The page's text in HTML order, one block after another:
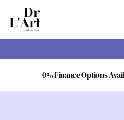
0% Finance Options